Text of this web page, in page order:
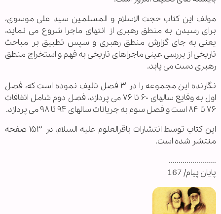
مولف این کتاب حجت الاسلام و المسلمین سید علی موسوی،
برای رسیدن به منطق رهبری از انتهای ماجرا شروع می نماید،
یعنی به جای گزارش منطق رهبری و سپس تطبیق بر مباحث
تاریخی از بررسی عینی ماجراهای تاریخی به فهم و استخراج منطق
رهبری دست می یابد.
نگارنده این مجموعه را در ۳ فصل تالیف نموده است که، فصل
اول به وقایع سالهای ۶۰ تا ۷۶ می پردازد، فصل دوم شامل اتفاقات
۷۶ تا ۸۴ است و فصل سوم به جریانات سالهای ۹۴ تا ۹۸ می پردازد.
این کتاب توسط انتشارات باقرالعلوم علیه السلام، در ۱۵۳ صفحه
منتشر شده است.
........................
پایان پیام/ 167